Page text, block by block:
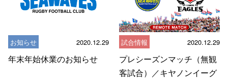
お知らせ 2020.12.29
年末年始休業のお知らせ
試合情報 2020.12.29
プレシーズンマッチ（無観
客試合）／キヤノンイーグ